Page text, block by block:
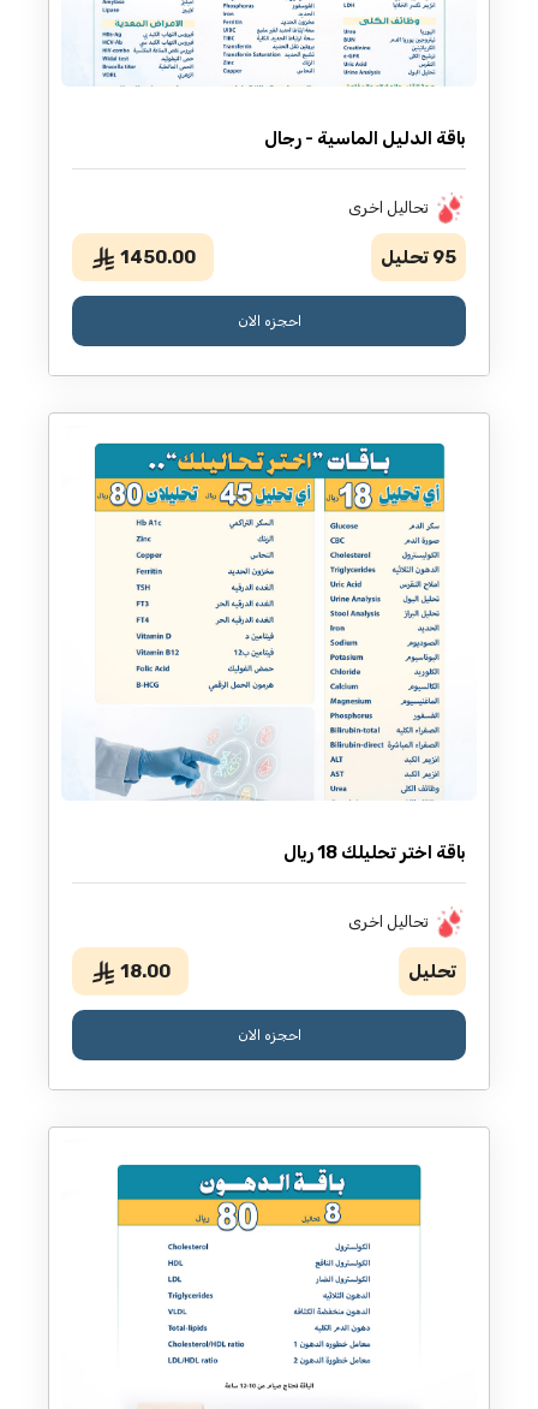
باقة الدليل الماسية - رجال
تحاليل اخرى
95 تحليل 1450.00
احجزه الان
باقة اختر تحليلك 18 ريال
تحاليل اخرى
تحليل 18.00
احجزه الان